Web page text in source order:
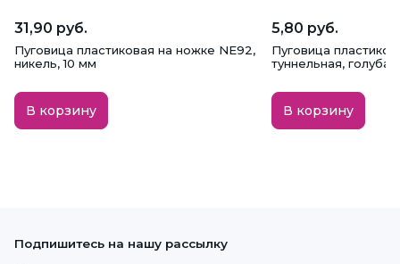
31,90 руб.
Пуговица пластиковая на ножке NE92,
никель, 10 мм
В корзину
5,80 руб.
Пуговица
туннельная,
В корзину
Подпишитесь на нашу рассылку